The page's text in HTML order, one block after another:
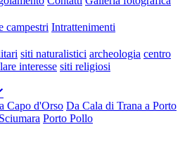
campestri Intrattenimenti
siti naturalistici archeologia centro
interesse siti religiosi
Capo d'Orso Da Cala di Trana a Porto
Porto Pollo